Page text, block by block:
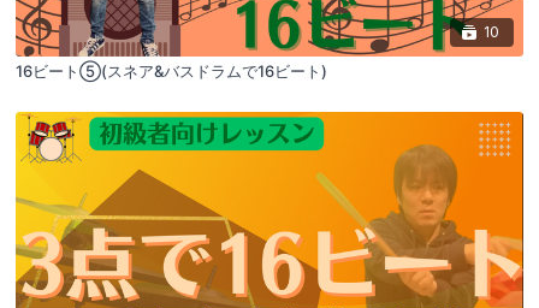
10
16ビート⑤(スネア&バスドラムで16ビート)